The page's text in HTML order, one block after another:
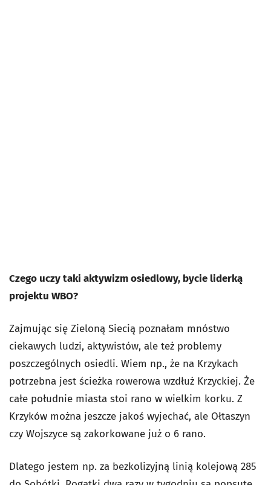
Czego uczy taki aktywizm osiedlowy, bycie liderką
projektu WBO?
Zajmując się Zieloną Siecią poznałam mnóstwo
ciekawych ludzi, aktywistów, ale też problemy
poszczególnych osiedli. Wiem np., że na Krzykach
potrzebna jest ścieżka rowerowa wzdłuż Krzyckiej. Że
całe południe miasta stoi rano w wielkim korku. Z
Krzyków można jeszcze jakoś wyjechać, ale Ołtaszyn
czy Wojszyce są zakorkowane już o 6 rano.
Dlatego jestem np. za bezkolizyjną linią kolejową 285